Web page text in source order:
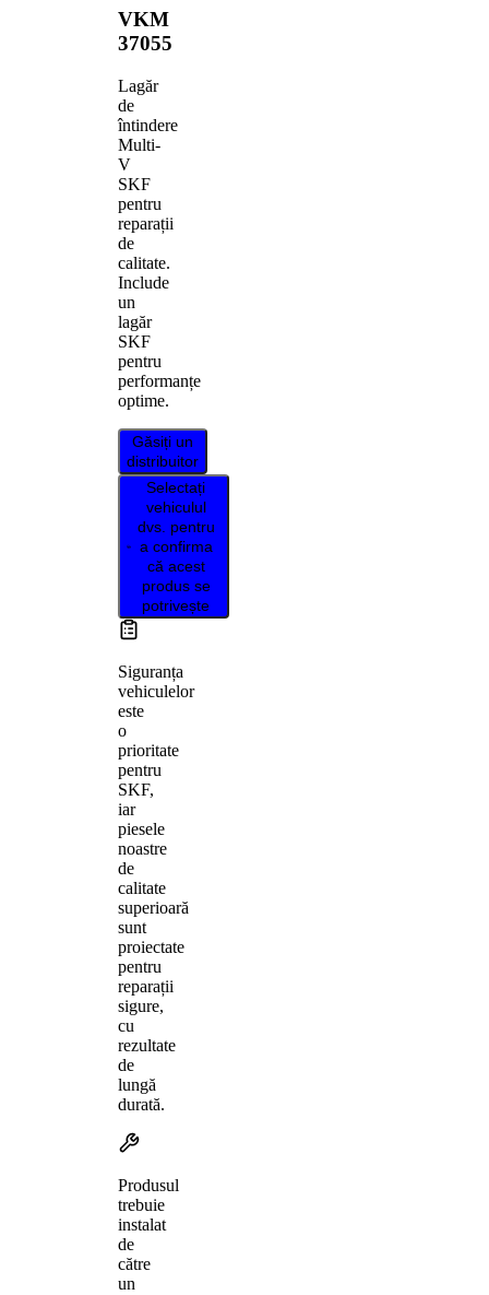
VKM
37055
Lagăr
de
întindere
Multi-
V
SKF
pentru
reparații
de
calitate.
Include
un
lagăr
SKF
pentru
performanțe
optime.
Găsiți un
distribuitor
Selectați
vehiculul
dvs. pentru
a confirma
că acest
produs se
potrivește
Siguranța
vehiculelor
este
o
prioritate
pentru
SKF,
iar
piesele
noastre
de
calitate
superioară
sunt
proiectate
pentru
reparații
sigure,
cu
rezultate
de
lungă
durată.
Produsul
trebuie
instalat
de
către
un